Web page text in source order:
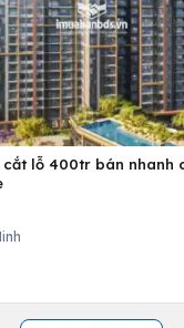
lỗ 400tr bán nhanh